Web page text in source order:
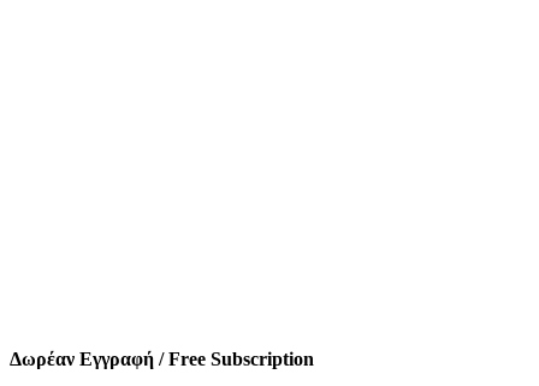
Δωρέαν Εγγραφή / Free Subscription